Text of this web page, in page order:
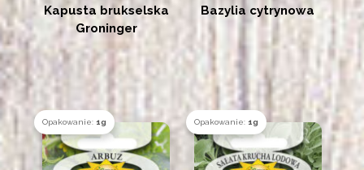
Kapusta brukselska
Groninger
Bazylia cytrynowa
Opakowanie:1g Opakowanie: 1g